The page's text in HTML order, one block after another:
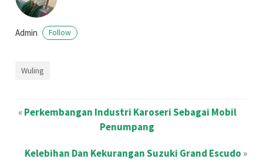
Admin Follow
Wuling
«Perkembangan Industri Karoseri Sebagai Mobil
Penumpang
Kelebihan Dan Kekurangan Suzuki Grand Escudo »